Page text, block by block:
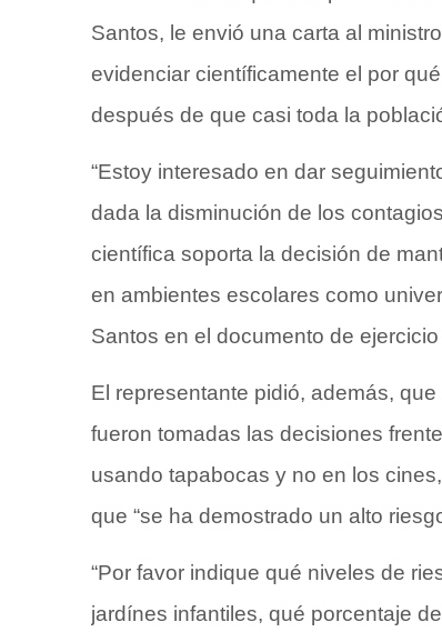
Santos, le envió una carta al
evidenciar científicamente el por
después de que casi toda la
“Estoy interesado en dar
dada la disminución de los
científica soporta la decisión de
en ambientes escolares como
Santos en el documento de
El representante pidió, además,
fueron tomadas las decisiones
usando tapabocas y no en los
que “se ha demostrado un alto
“Por favor indique qué niveles de
jardínes infantiles, qué porcentaje